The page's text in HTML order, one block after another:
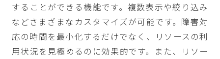
することができる機能です。複数表示や絞り込み
などさまざまなカスタマイズが可能です。障害対
応の時間を最小化するだけでなく、リソースの利
用状況を見極めるのに効果的です。また、リソー